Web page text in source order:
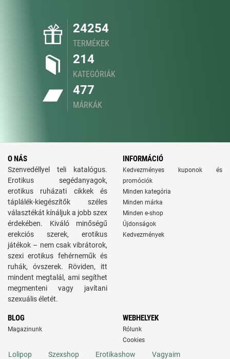
24254
TERMÉKEK
214
KATEGÓRIÁK
477
MÁRKÁK
O NÁS
Szenvedéllyel teli katalógus.
Erotikus segédanyagok,
erotikus ruházati cikkek és
táplálék-kiegészítők széles
választékát kínáljuk a jobb szex
érdekében. Kiváló minőségű
erekciós szerek, erotikus
játékok – nem csak vibrátorok,
szexi erotikus fehérneműk és
ruhák, óvszerek. Röviden, itt
mindent megtalál, ami segíthet
megmenteni vagy javítani
szexuális életét.
INFORMÁCIÓ
Kedvezményes kuponok és
promóciók
Minden kategória
Minden márka
Minden e-shop
Újdonságok
Kedvezmények
BLOG
Magazinunk
WEBHELYEK
Rólunk
Cookies
Lolipop Szexshop Erotikashow Vagyaim